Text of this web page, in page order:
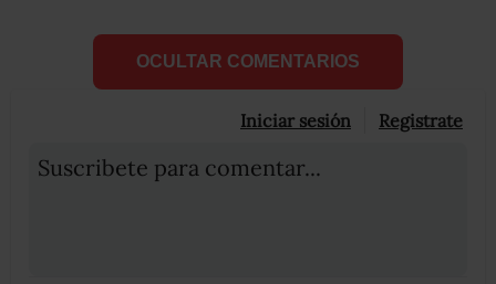
OCULTAR COMENTARIOS
Iniciar sesión Registrate
Suscribete para comentar...